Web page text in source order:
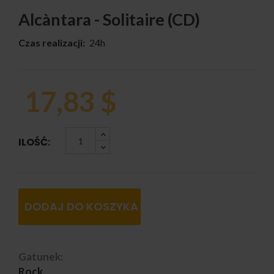
Alcàntara - Solitaire (CD)
Czas realizacji: 24h
17,83 $
ILOŚĆ:
DODAJ DO KOSZYKA
Gatunek:
Rock